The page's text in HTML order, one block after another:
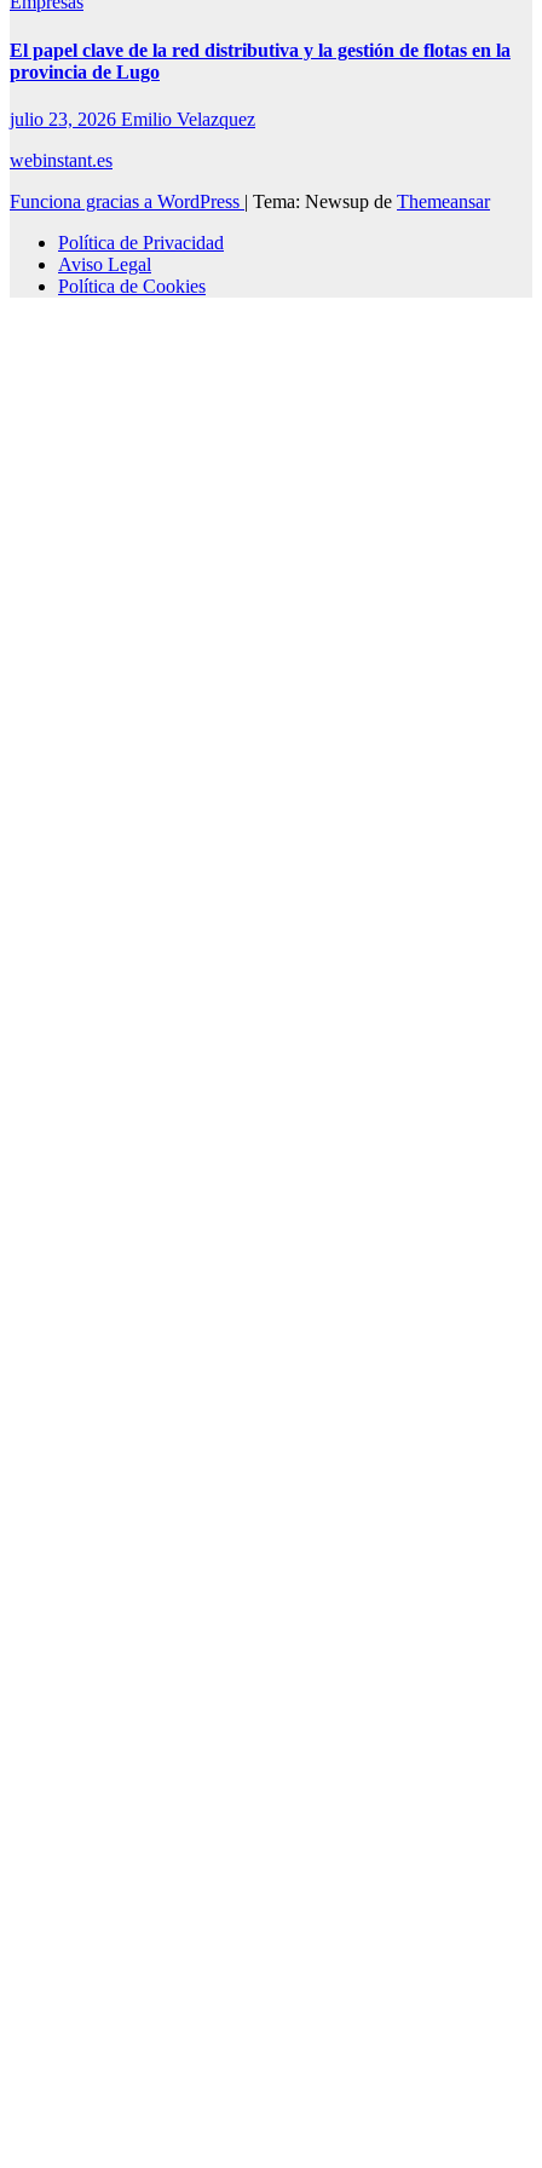
El papel clave de la red distributiva y la gestión de flotas en la
provincia de Lugo
julio 23, 2026 Emilio Velazquez
webinstant.es
Funciona gracias a WordPress | Tema: Newsup de Themeansar
Política de Privacidad
Aviso Legal
Política de Cookies